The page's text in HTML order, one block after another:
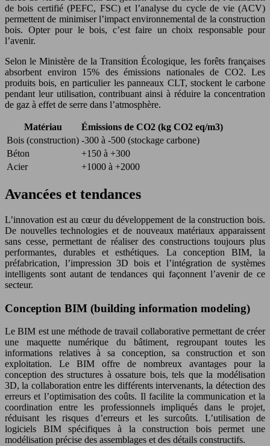
de bois certifié (PEFC, FSC) et l’analyse du cycle de vie (ACV)
permettent de minimiser l’impact environnemental de la construction
bois. Opter pour le bois, c’est faire un choix responsable pour
l’avenir.
Selon le Ministère de la Transition Écologique, les forêts françaises
absorbent environ 15% des émissions nationales de CO2. Les
produits bois, en particulier les panneaux CLT, stockent le carbone
pendant leur utilisation, contribuant ainsi à réduire la concentration
de gaz à effet de serre dans l’atmosphère.
Matériau
Émissions de CO2 (kg CO2 eq/m3)
Bois (construction) -300 à -500 (stockage carbone)
Béton
+150 à +300
Acier
+1000 à +2000
Avancées et tendances
L’innovation est au cœur du développement de la construction bois.
De nouvelles technologies et de nouveaux matériaux apparaissent
sans cesse, permettant de réaliser des constructions toujours plus
performantes, durables et esthétiques. La conception BIM, la
préfabrication, l’impression 3D bois et l’intégration de systèmes
intelligents sont autant de tendances qui façonnent l’avenir de ce
secteur.
Conception BIM (building information modeling)
Le BIM est une méthode de travail collaborative permettant de créer
une maquette numérique du bâtiment, regroupant toutes les
informations relatives à sa conception, sa construction et son
exploitation. Le BIM offre de nombreux avantages pour la
conception des structures à ossature bois, tels que la modélisation
3D, la collaboration entre les différents intervenants, la détection des
erreurs et l’optimisation des coûts. Il facilite la communication et la
coordination entre les professionnels impliqués dans le projet,
réduisant les risques d’erreurs et les surcoûts. L’utilisation de
logiciels BIM spécifiques à la construction bois permet une
modélisation précise des assemblages et des détails constructifs.